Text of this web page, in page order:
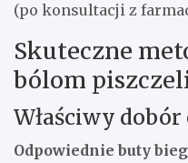
(po konsultacji z
Skuteczne
bólom
Właściwy
Odpowiednie buty